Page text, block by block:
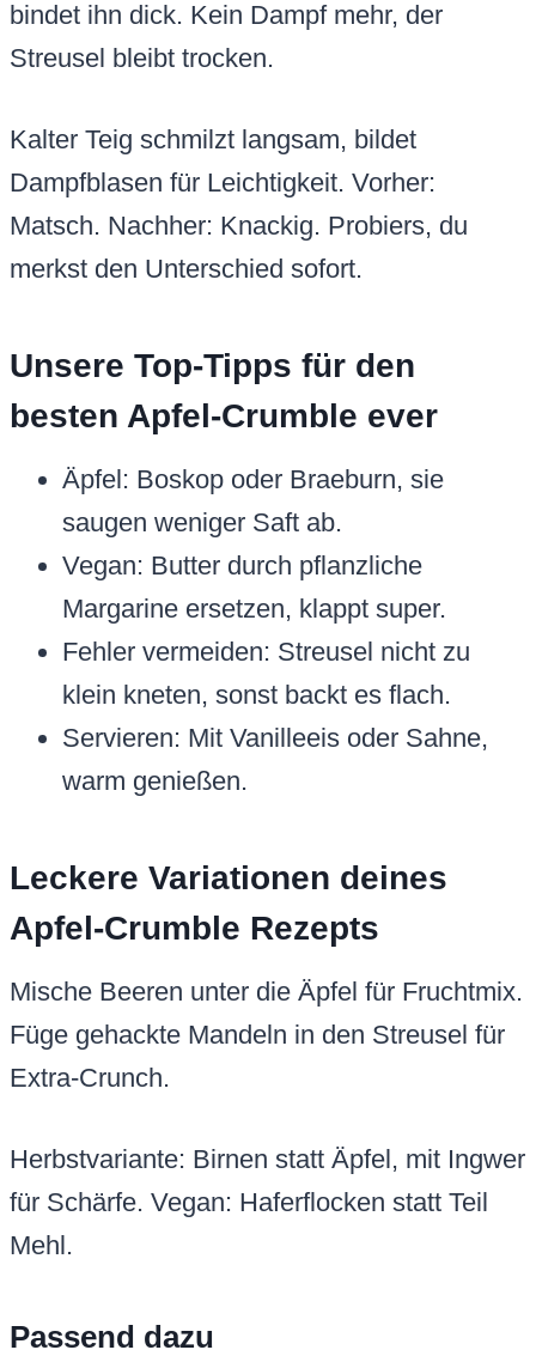
bindet ihn dick. Kein Dampf mehr, der
Streusel bleibt trocken.
Kalter Teig schmilzt langsam, bildet
Dampfblasen für Leichtigkeit. Vorher:
Matsch. Nachher: Knackig. Probiers, du
merkst den Unterschied sofort.
Unsere Top-Tipps für den
besten Apfel-Crumble ever
Äpfel: Boskop oder Braeburn, sie
saugen weniger Saft ab.
Vegan: Butter durch pflanzliche
Margarine ersetzen, klappt super.
Fehler vermeiden: Streusel nicht zu
klein kneten, sonst backt es flach.
Servieren: Mit Vanilleeis oder Sahne,
warm genießen.
Leckere Variationen deines
Apfel-Crumble Rezepts
Mische Beeren unter die Äpfel für Fruchtmix.
Füge gehackte Mandeln in den Streusel für
Extra-Crunch.
Herbstvariante: Birnen statt Äpfel, mit Ingwer
für Schärfe. Vegan: Haferflocken statt Teil
Mehl.
Passend dazu